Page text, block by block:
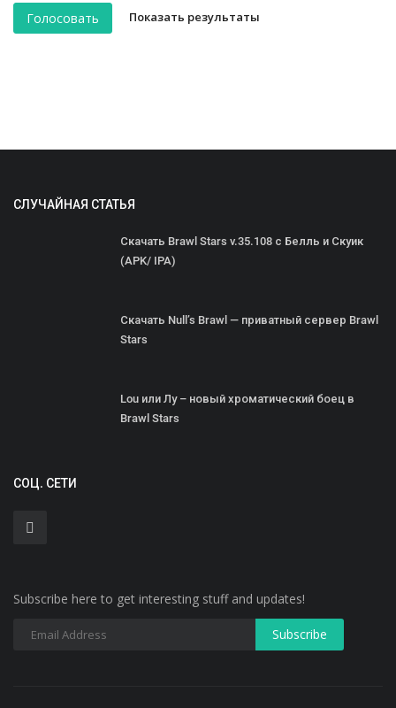
Голосовать Показать результаты
СЛУЧАЙНАЯ СТАТЬЯ
Скачать Brawl Stars v.35.108 с Белль и Скуик
(APK/ IPA)
Скачать Null’s Brawl — приватный сервер Brawl
Stars
Lou или Лу – новый хроматический боец в
Brawl Stars
СОЦ. СЕТИ
Subscribe here to get interesting stuff and updates!